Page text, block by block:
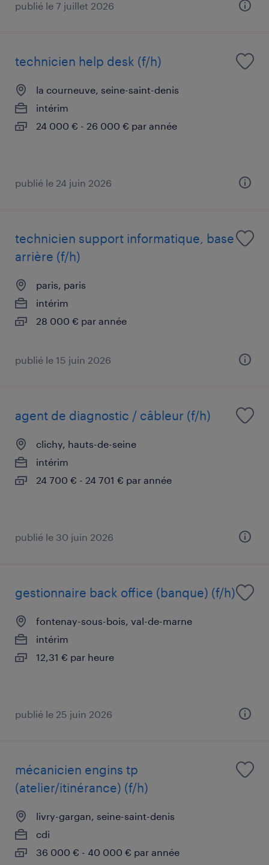
publié le 7 juillet 2026
technicien help desk (f/h)
la courneuve, seine-saint-denis
intérim
24 000 € - 26 000 € par année
publié le 24 juin 2026
technicien support informatique, base
arrière (f/h)
paris, paris
intérim
28 000 € par année
publié le 15 juin 2026
agent de diagnostic / câbleur (f/h)
clichy, hauts-de-seine
intérim
24 700 € - 24 701 € par année
publié le 30 juin 2026
gestionnaire back office (banque) (f/h)
fontenay-sous-bois, val-de-marne
intérim
12,31 € par heure
publié le 25 juin 2026
mécanicien engins tp
(atelier/itinérance) (f/h)
livry-gargan, seine-saint-denis
cdi
36 000 € - 40 000 € par année